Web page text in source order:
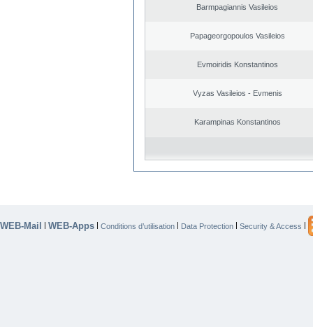
Barmpagiannis Vasileios
Papageorgopoulos Vasileios
Evmoiridis Konstantinos
Vyzas Vasileios - Evmenis
Karampinas Konstantinos
WEB-Mail | WEB-Apps | Conditions d’utilisation | Data Protection | Security & Access |